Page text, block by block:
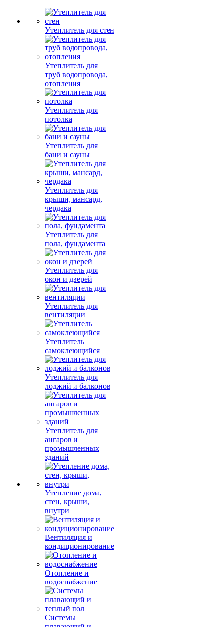
Утеплитель для стен
Утеплитель для
труб водопровода,
отопления
Утеплитель для
потолка
Утеплитель для
бани и сауны
Утеплитель для
крыши, мансард,
чердака
Утеплитель для
пола, фундамента
Утеплитель для
окон и дверей
Утеплитель для
вентиляции
Утеплитель
самоклеющийся
Утеплитель для
лоджий и балконов
Утеплитель для
ангаров и
промышленных
зданий
Утепление дома,
стен, крыши,
внутри
Вентиляция и
кондиционирование
Отопление и
водоснабжение
Системы